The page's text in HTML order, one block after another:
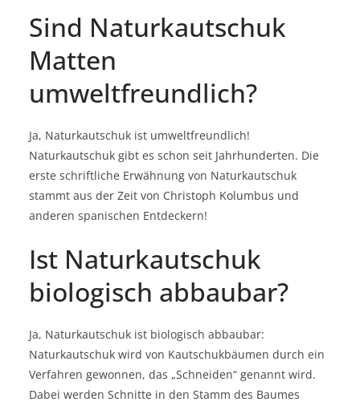
Sind Naturkautschuk
Matten
umweltfreundlich?
Ja, Naturkautschuk ist umweltfreundlich!
Naturkautschuk gibt es schon seit Jahrhunderten. Die
erste schriftliche Erwähnung von Naturkautschuk
stammt aus der Zeit von Christoph Kolumbus und
anderen spanischen Entdeckern!
Ist Naturkautschuk
biologisch abbaubar?
Ja, Naturkautschuk ist biologisch abbaubar:
Naturkautschuk wird von Kautschukbäumen durch ein
Verfahren gewonnen, das „Schneiden“ genannt wird.
Dabei werden Schnitte in den Stamm des Baumes